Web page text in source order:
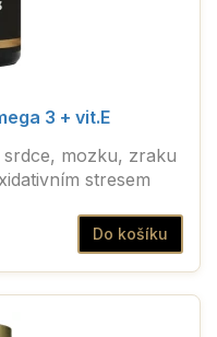
3 + vit.E
mozku, zraku
stresem
Do košíku